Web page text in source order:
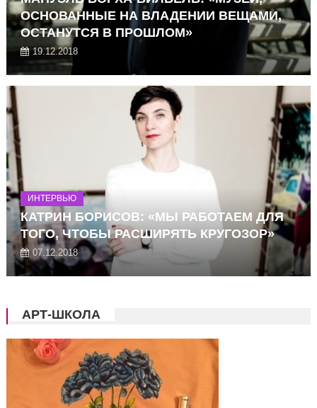
ОСНОВАННЫЕ НА ВЛАДЕНИИ ВЕЩАМИ,
ОСТАНУТСЯ В ПРОШЛОМ»
19.12.2018
ИНТЕРВЬЮ
КАТРИН БОРИСОВ: «МЫ РАБОТАЕМ ДЛЯ
ТОГО, ЧТОБЫ РАСШИРЯТЬ КРУГОЗОР»
07.12.2018
АРТ-ШКОЛА